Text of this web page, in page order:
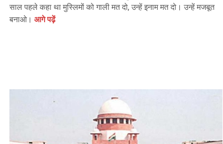
साल पहले कहा था मुस्लिमों को गाली मत दो, उन्‍हें इनाम मत दो। उन्‍हें मजबूत
बनाओ। आगे पढ़ें